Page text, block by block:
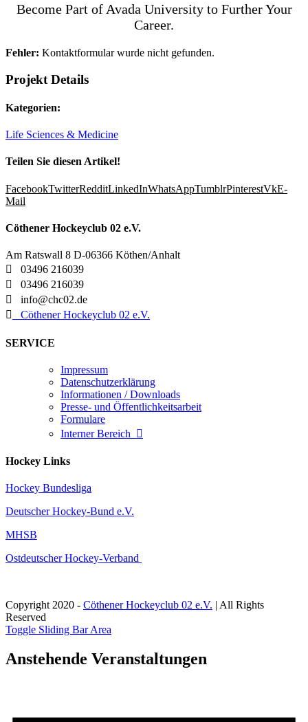
Become Part of Avada University to Further Your
Career.
Fehler: Kontaktformular wurde nicht gefunden.
Projekt Details
Kategorien:
Life Sciences & Medicine
Teilen Sie diesen Artikel!
FacebookTwitterRedditLinkedInWhatsAppTumblrPinterestVkE-
Mail
Cöthener Hockeyclub 02 e.V.
Am Ratswall 8 D-06366 Köthen/Anhalt

03496 216039

03496 216039

info@chc02.de

Cöthener Hockeyclub 02 e.V.
SERVICE
Impressum
Datenschutzerklärung
Informationen / Downloads
Presse- und Öffentlichkeitsarbeit
Formulare
Interner Bereich

Hockey Links
Hockey Bundesliga
Deutscher Hockey-Bund e.V.
MHSB
Ostdeutscher Hockey-Verband
Copyright 2020 - Cöthener Hockeyclub 02 e.V. | All Rights
Reserved
Toggle Sliding Bar Area
Anstehende Veranstaltungen